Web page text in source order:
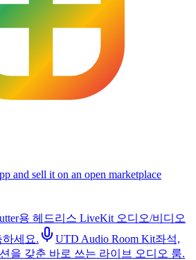
and sell it on an open marketplace
용 헤드리스 LiveKit 오디오/비디오
세요.
UTD Audio Room Kit좌석,
을 갖춘 바로 쓰는 라이브 오디오 룸.